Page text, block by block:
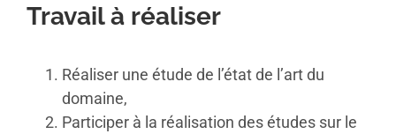
Travail à réaliser
Réaliser une étude de l’état de l’art du
domaine,
Participer à la réalisation des études sur le